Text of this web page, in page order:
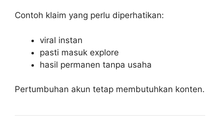
Contoh klaim yang perlu diperhatikan:
viral instan
pasti masuk explore
hasil permanen tanpa usaha
Pertumbuhan akun tetap membutuhkan konten.